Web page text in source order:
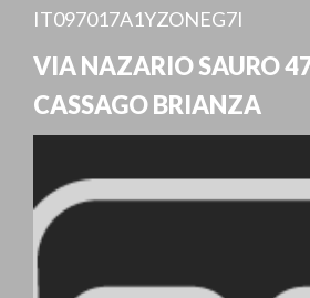
IT097017A1YZONEG7I
VIA NAZARIO SAURO
CASSAGO BRIANZA